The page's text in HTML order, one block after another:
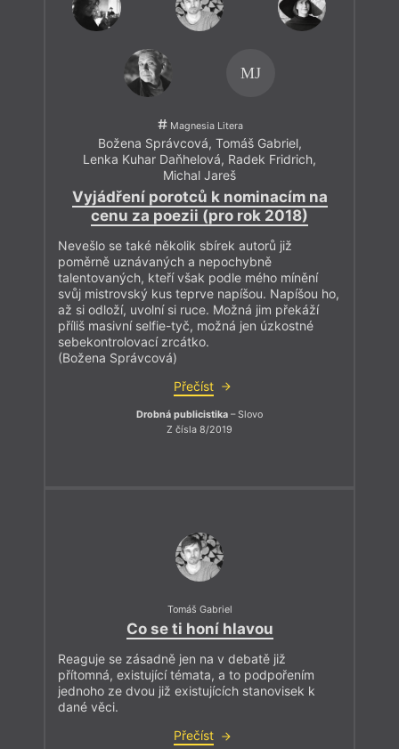
MJ
Magnesia Litera
Božena Správcová, Tomáš Gabriel,
Lenka Kuhar Daňhelová, Radek Fridrich,
Michal Jareš
Vyjádření porotců k nominacím na
cenu za poezii (pro rok 2018)
Nevešlo se také několik sbírek autorů již
poměrně uznávaných a nepochybně
talentovaných, kteří však podle mého mínění
svůj mistrovský kus teprve napíšou. Napíšou ho,
až si odloží, uvolní si ruce. Možná jim překáží
příliš masivní selfie-tyč, možná jen úzkostné
sebekontrolovací zrcátko.
(Božena Správcová)
Přečíst
Drobná publicistika – Slovo
Z čísla 8/2019
Tomáš Gabriel
Co se ti honí hlavou
Reaguje se zásadně jen na v debatě již
přítomná, existující témata, a to podpořením
jednoho ze dvou již existujících stanovisek k
dané věci.
Přečíst